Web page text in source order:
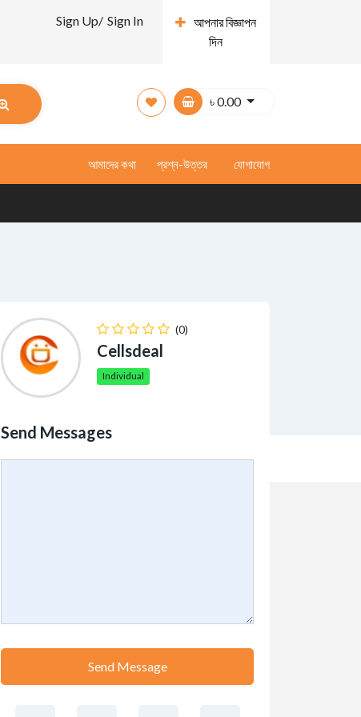
Sign Up/ Sign In
আপনার বিজ্ঞাপন
দিন
৳0.00
আমাদের কথা প্রশ্ন-উত্তর যোগাযোগ
(0)
Cellsdeal
Individual
Send Messages
Send Message